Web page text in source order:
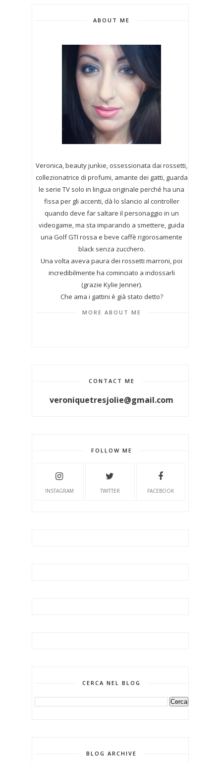
ABOUT ME
Veronica, beauty junkie, ossessionata dai rossetti,
collezionatrice di profumi, amante dei gatti, guarda
le serie TV solo in lingua originale perché ha una
fissa per gli accenti, dà lo slancio al controller
quando deve far saltare il personaggio in un
videogame, ma sta imparando a smettere, guida
una Golf GTI rossa e beve caffè rigorosamente
black senza zucchero.
Una volta aveva paura dei rossetti marroni, poi
incredibilmente ha cominciato a indossarli
(grazie Kylie Jenner).
Che ama i gattini è già stato detto?
MORE ABOUT ME
CONTACT ME
veroniquetresjolie@gmail.com
FOLLOW ME
INSTAGRAM TWITTER FACEBOOK
CERCA NEL BLOG
BLOG ARCHIVE